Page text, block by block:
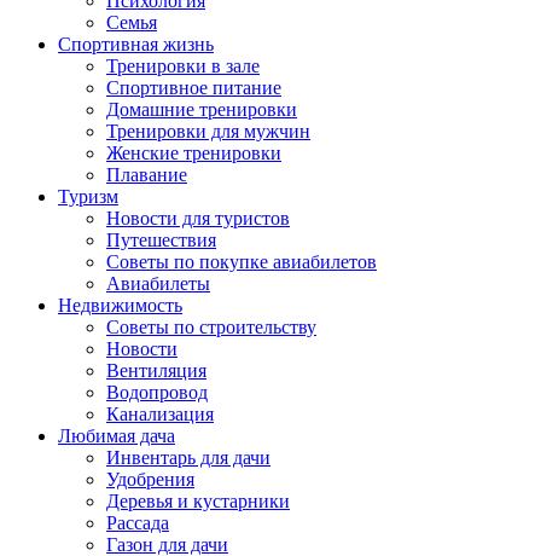
Семья
Спортивная жизнь
Тренировки в зале
Спортивное питание
Домашние тренировки
Тренировки для мужчин
Женские тренировки
Плавание
Туризм
Новости для туристов
Путешествия
Советы по покупке авиабилетов
Авиабилеты
Недвижимость
Советы по строительству
Новости
Вентиляция
Водопровод
Канализация
Любимая дача
Инвентарь для дачи
Удобрения
Деревья и кустарники
Рассада
Газон для дачи